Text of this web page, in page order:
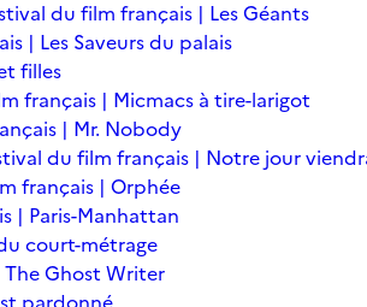
du film français | Les Géants
| Les Saveurs du palais
filles
français | Micmacs à tire-larigot
| Mr. Nobody
du film français | Notre jour
français | Orphée
| Paris-Manhattan
court-métrage
Ghost Writer